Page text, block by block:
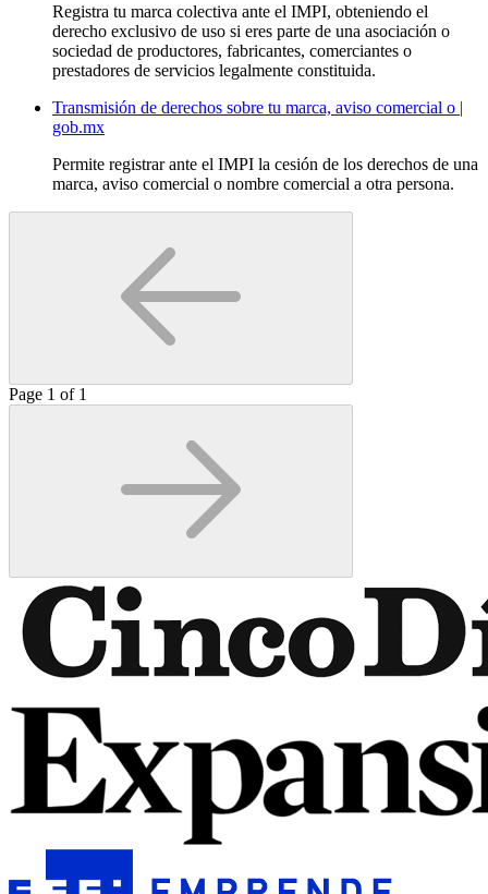
Registra tu marca colectiva ante el IMPI, obteniendo el
derecho exclusivo de uso si eres parte de una asociación o
sociedad de productores, fabricantes, comerciantes o
prestadores de servicios legalmente constituida.
Transmisión de derechos sobre tu marca, aviso comercial o |
gob.mx
Permite registrar ante el IMPI la cesión de los derechos de una
marca, aviso comercial o nombre comercial a otra persona.
Page 1 of 1